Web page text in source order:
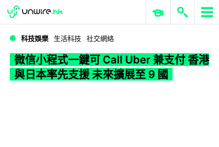
WWDC 2026 ERP 與商業 AI
科技娛樂 生活科技 社交網絡
微信小程式一鍵可 Call Uber 兼支付 香港
與日本率先支援 未來擴展至 9 國